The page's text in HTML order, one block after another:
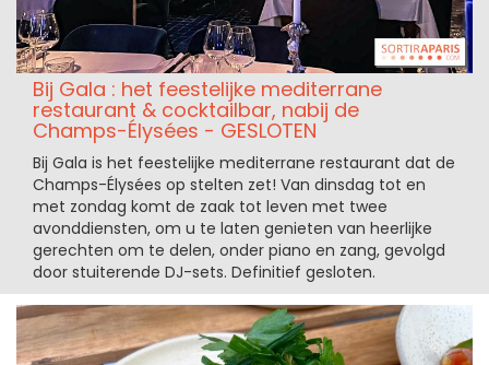
Bij Gala : het feestelijke mediterrane
restaurant & cocktailbar, nabij de
Champs-Élysées - GESLOTEN
Bij Gala is het feestelijke mediterrane restaurant dat de
Champs-Élysées op stelten zet! Van dinsdag tot en
met zondag komt de zaak tot leven met twee
avonddiensten, om u te laten genieten van heerlijke
gerechten om te delen, onder piano en zang, gevolgd
door stuiterende DJ-sets. Definitief gesloten.